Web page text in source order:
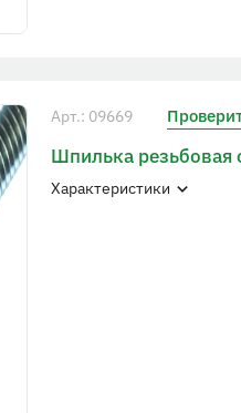
Арт.: 09669
Шпилька
Характеристики